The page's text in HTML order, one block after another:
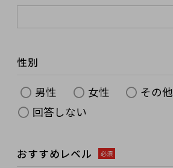
性別
男性 女性
その他
回答しない
おすすめレベル 必須